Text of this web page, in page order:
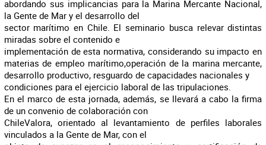
abordando sus implicancias para la Marina Mercante Nacional,
la Gente de Mar y el desarrollo del
sector marítimo en Chile. El seminario busca relevar distintas
miradas sobre el contenido e
implementación de esta normativa, considerando su impacto en
materias de empleo marítimo,operación de la marina mercante,
desarrollo productivo, resguardo de capacidades nacionales y
condiciones para el ejercicio laboral de las tripulaciones.
En el marco de esta jornada, además, se llevará a cabo la firma
de un convenio de colaboración con
ChileValora, orientado al levantamiento de perfiles laborales
vinculados a la Gente de Mar, con el